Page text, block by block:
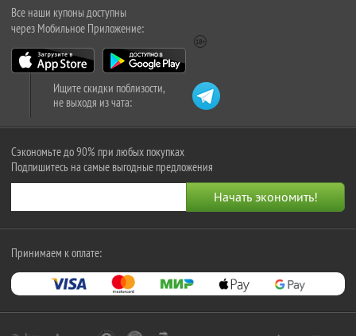
Все наши купоны доступны
через Мобильное Приложение:
Ищите скидки поблизости,
не выходя из чата:
Сэкономьте до 90% при любых покупках
Подпишитесь на самые выгодные предложения
Принимаем к оплате: